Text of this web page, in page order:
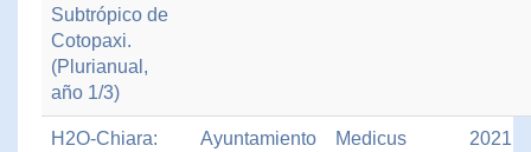
Subtrópico de
Cotopaxi.
(Plurianual,
año 1/3)
H2O-Chiara:
Ayuntamiento
Medicus
2021